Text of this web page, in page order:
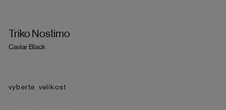
Triko Nostimo
Caviar Black
velikost